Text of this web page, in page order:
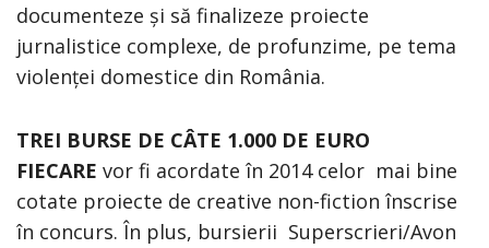
documenteze și să finalizeze proiecte
jurnalistice complexe, de profunzime, pe tema
violenței domestice din România.
TREI BURSE DE CÂTE 1.000 DE EURO
FIECARE vor fi acordate în 2014 celor mai bine
cotate proiecte de creative non-fiction înscrise
în concurs. În plus, bursierii Superscrieri/Avon